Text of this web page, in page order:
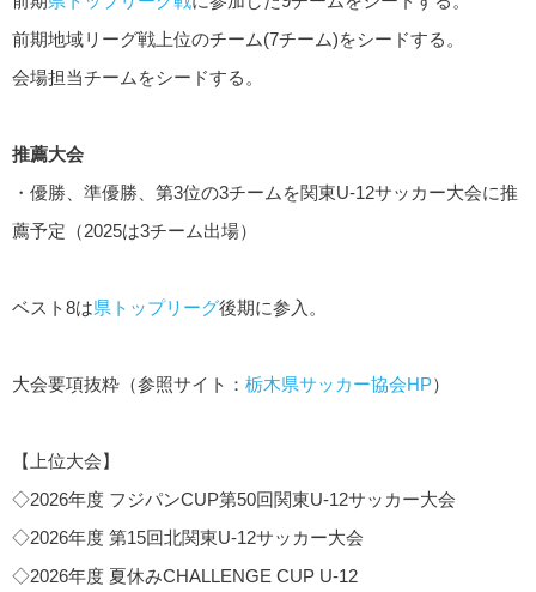
前期地域リーグ戦上位のチーム(7チーム)をシードする。
会場担当チームをシードする。
推薦大会
・優勝、準優勝、第3位の3チームを関東U-12サッカー大会に推
薦予定（2025は3チーム出場）
ベスト8は県トップリーグ後期に参入。
大会要項抜粋（参照サイト： 栃木県サッカー協会HP）
【上位大会】
◇2026年度 フジパンCUP第50回関東U-12サッカー大会
◇2026年度 第15回北関東U-12サッカー大会
◇2026年度 夏休みCHALLENGE CUP U-12